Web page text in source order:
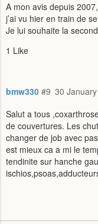
A mon avis depuis
j’ai vu hier en train de
Je lui souhaite la
1 Like
bmw330 30
#9
Salut a tous
de couvertures. Les
changer de job avec
est mieux ca a mi le
tendinite sur hanche